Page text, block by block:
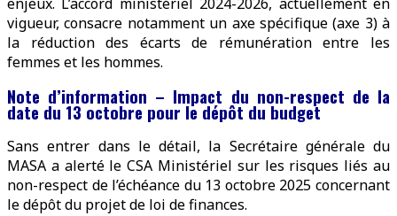
vigueur, consacre notamment un axe spécifique (axe 3) à
la réduction des écarts de rémunération entre les
femmes et les hommes.
Note d’information – Impact du non-respect de la
date du 13 octobre pour le dépôt du budget
Sans entrer dans le détail, la Secrétaire générale du
MASA a alerté le CSA Ministériel sur les risques liés au
non-respect de l’échéance du 13 octobre 2025 concernant
le dépôt du projet de loi de finances.